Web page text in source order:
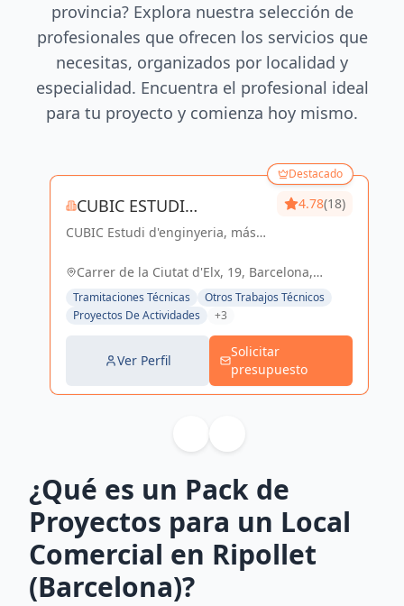
provincia? Explora nuestra selección de
profesionales que ofrecen los servicios que
necesitas, organizados por localidad y
especialidad. Encuentra el profesional ideal
para tu proyecto y comienza hoy mismo.
Destacado
CUBIC ESTUDI
D'ENGINYERIA S.L.
CUBIC Estudi d'enginyeria, más
de Arquitectura e Ingeniería con
4.78(18)
Carrer de la Ciutat d'Elx, 19, Barcelona,
España, España
Tramitaciones Técnicas
Otros Trabajos Técnicos
Proyectos De Actividades
+3
Ver Perfil
Solicitar
presupuesto
¿Qué es un Pack de
Proyectos para un Local
Comercial en Ripollet
(Barcelona)?